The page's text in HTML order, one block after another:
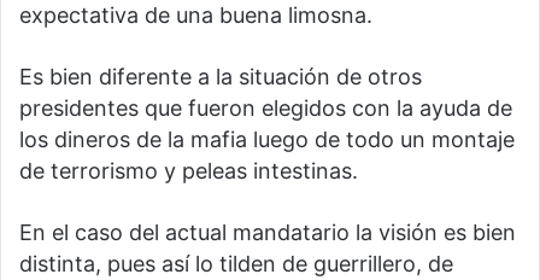
expectativa de una buena limosna.
Es bien diferente a la situación de otros
presidentes que fueron elegidos con la ayuda de
los dineros de la mafia luego de todo un montaje
de terrorismo y peleas intestinas.
En el caso del actual mandatario la visión es bien
distinta, pues así lo tilden de guerrillero, de